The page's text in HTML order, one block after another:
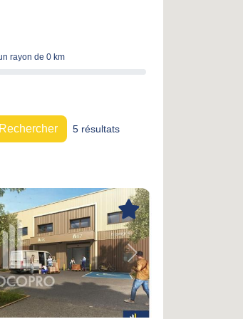
rayon de 0 km
Rechercher 5 résultats
Next